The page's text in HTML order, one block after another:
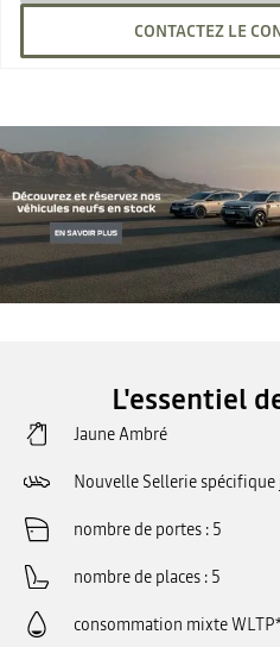
CONTACTEZ LE
L'essentiel
Jaune Ambré
Nouvelle Sellerie
nombre de portes 5
nombre de places 5
consommation mixte